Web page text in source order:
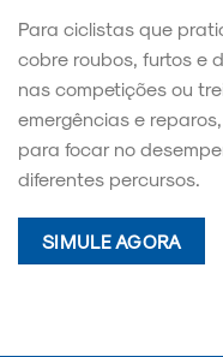
Para ciclistas que
cobre roubos, furtos e
nas competições ou
emergências e
para focar no
diferentes percursos.
SIMULE AGORA